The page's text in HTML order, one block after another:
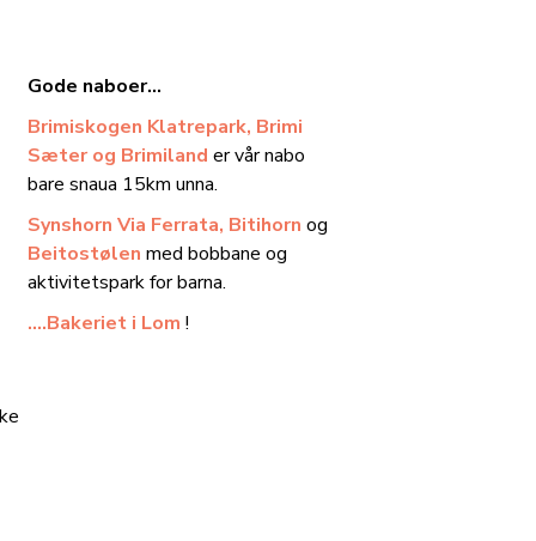
Gode naboer...
Brimiskogen Klatrepark, Brimi
Sæter og Brimiland er vår nabo
bare snaua 15km unna.
Synshorn Via Ferrata, Bitihorn og
Beitostølen med bobbane og
aktivitetspark for barna.
….Bakeriet i Lom !